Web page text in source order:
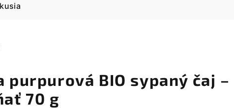
purpurová BIO sypaný čaj –
70 g